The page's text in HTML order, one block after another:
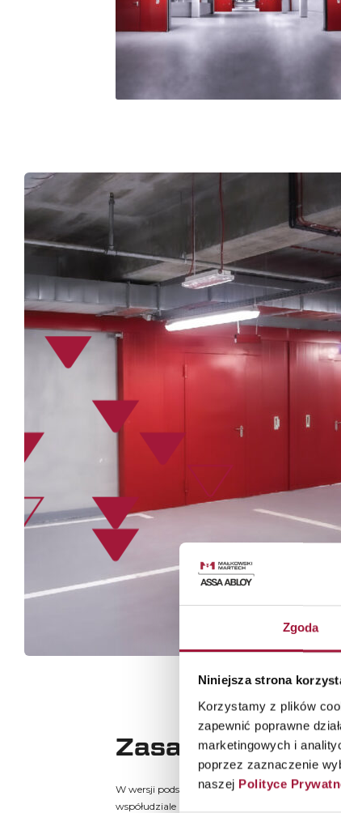
Zgoda
Niniejsza strona
Korzystamy z plików
zapewnić poprawne
marketingowych i
poprzez zaznaczenie
naszej Polityce
Zasady
W wersji podstawowej zamykanie skrzydła
współudziale przeciwciężaru. Utrzymanie